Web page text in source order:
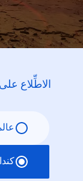
الاطِّلاع
كندا